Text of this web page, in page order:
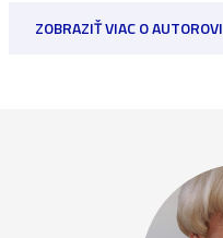
ZOBRAZIŤ VIAC O AUTOROVI